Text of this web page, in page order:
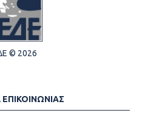
© 2026
ΕΠΙΚΟΙΝΩΝΙΑΣ